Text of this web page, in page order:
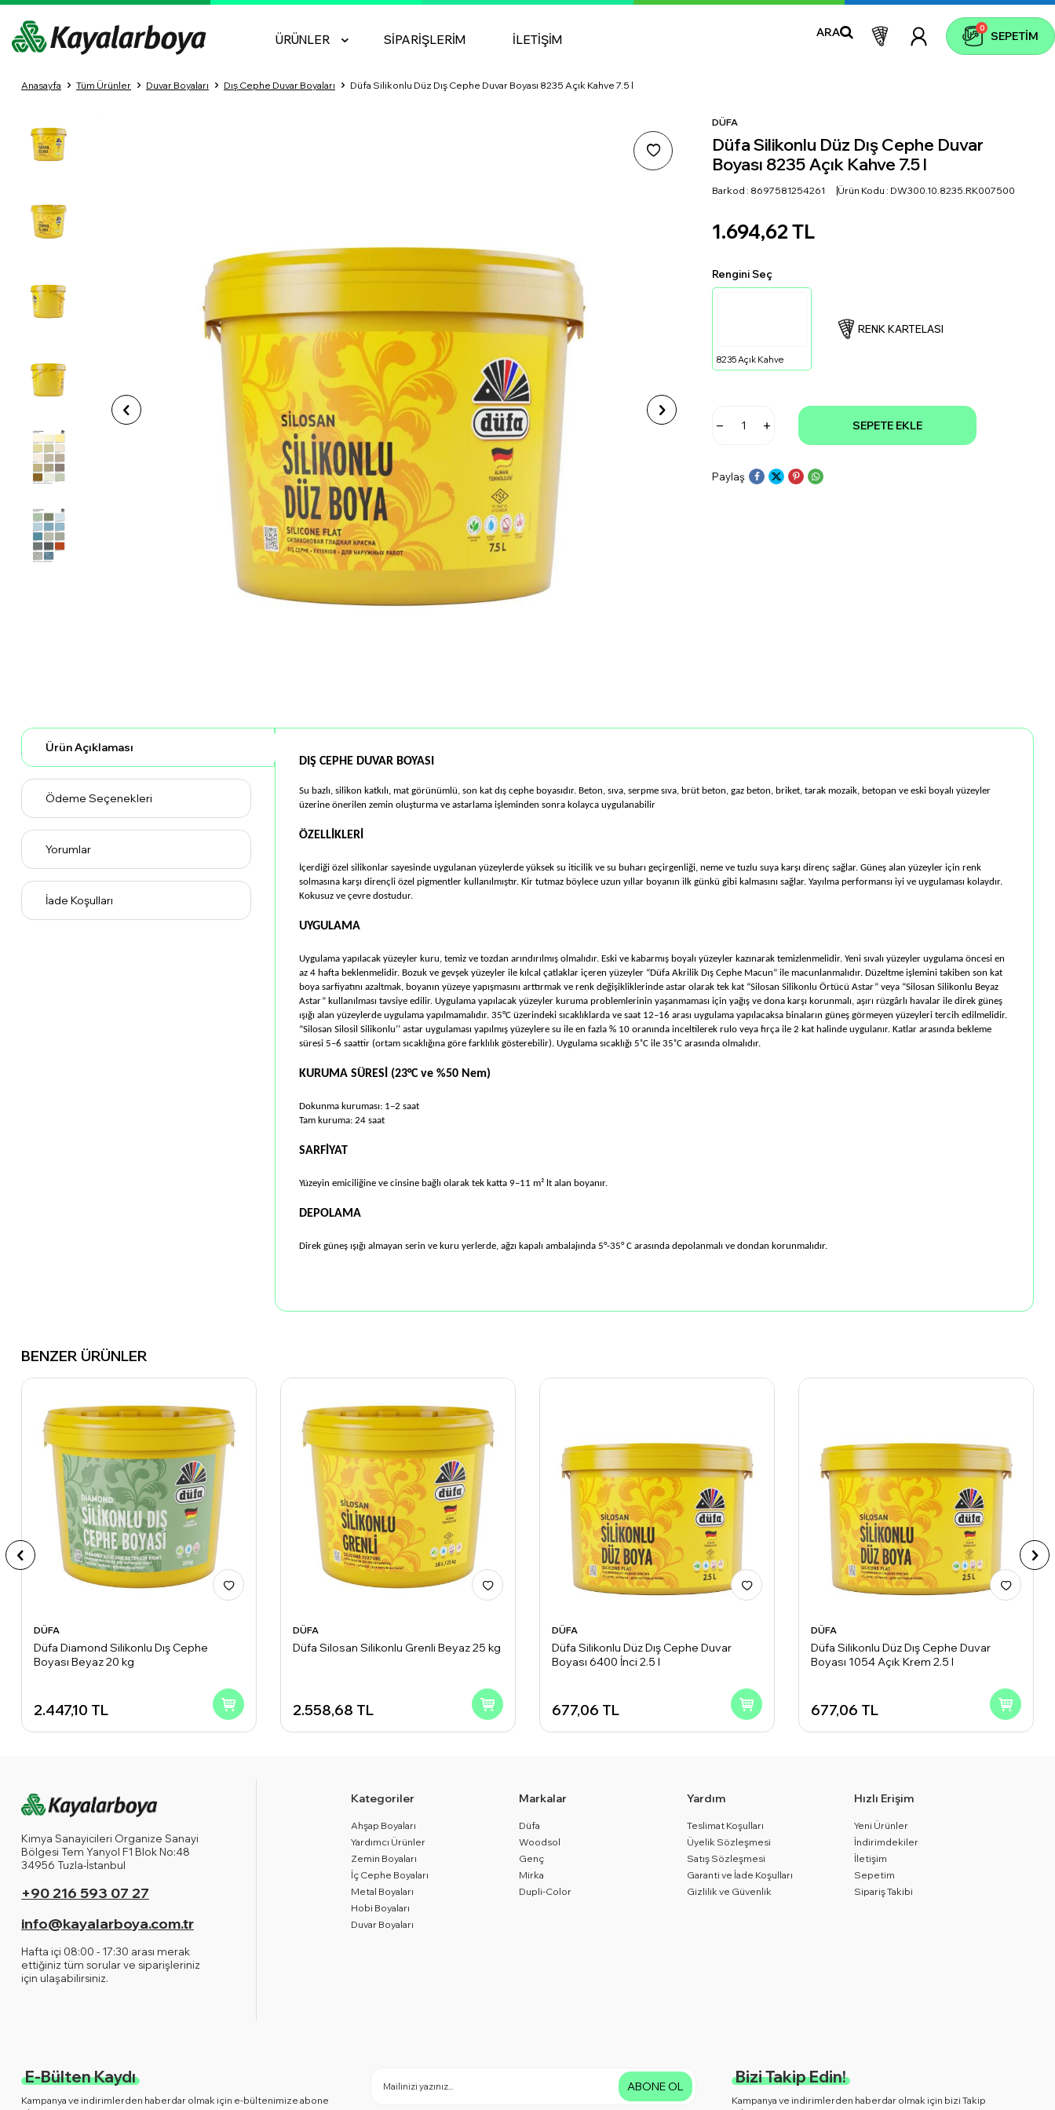
ÜRÜNLER SIPARIŞLERIM İLETIŞIM
ARA SEPETIM
0
Anasayfa Tüm Ürünler Duvar Boyaları Dış Cephe Duvar Boyaları Düfa Silikonlu Düz Dış Cephe Duvar Boyası 8235 Açık Kahve 7.5 l
DÜFA
Düfa Silikonlu Düz Dış Cephe Duvar
Boyası 8235 Açık Kahve 7.5 l
Barkod : 8697581254261 Ürün Kodu : DW300.10.8235.RK007500
1.694,62 TL
Rengini Seç
8235 Açık Kahve
RENK KARTELASI
SEPETE EKLE
Paylaş
Ürün Açıklaması
Ödeme Seçenekleri
Yorumlar
İade Koşulları
DIŞ CEPHE DUVAR BOYASI
Su bazlı, silikon katkılı, mat görünümlü, son kat dış cephe boyasıdır. Beton, sıva, serpme sıva, brüt beton, gaz beton, briket, tarak mozaik, betopan ve eski boyalı yüzeyler
üzerine önerilen zemin oluşturma ve astarlama işleminden sonra kolayca uygulanabilir
ÖZELLİKLERİ
İçerdiği özel silikonlar sayesinde uygulanan yüzeylerde yüksek su iticilik ve su buharı geçirgenliği, neme ve tuzlu suya karşı direnç sağlar. Güneş alan yüzeyler için renk
solmasına karşı dirençli özel pigmentler kullanılmıştır. Kir tutmaz böylece uzun yıllar boyanın ilk günkü gibi kalmasını sağlar. Yayılma performansı iyi ve uygulaması kolaydır.
Kokusuz ve çevre dostudur.
UYGULAMA
Uygulama yapılacak yüzeyler kuru, temiz ve tozdan arındırılmış olmalıdır. Eski ve kabarmış boyalı yüzeyler kazınarak temizlenmelidir. Yeni sıvalı yüzeyler uygulama öncesi en
az 4 hafta beklenmelidir. Bozuk ve gevşek yüzeyler ile kılcal çatlaklar içeren yüzeyler “Düfa Akrilik Dış Cephe Macun” ile macunlanmalıdır. Düzeltme işlemini takiben son kat
boya sarfiyatını azaltmak, boyanın yüzeye yapışmasını arttırmak ve renk değişikliklerinde astar olarak tek kat “Silosan Silikonlu Örtücü Astar” veya “Silosan Silikonlu Beyaz
Astar” kullanılması tavsiye edilir. Uygulama yapılacak yüzeyler kuruma problemlerinin yaşanmaması için yağış ve dona karşı korunmalı, aşırı rüzgârlı havalar ile direk güneş
ışığı alan yüzeylerde uygulama yapılmamalıdır. 35°C üzerindeki sıcaklıklarda ve saat 12–16 arası uygulama yapılacaksa binaların güneş görmeyen yüzeyleri tercih edilmelidir.
“Silosan Silosil Silikonlu’’ astar uygulaması yapılmış yüzeylere su ile en fazla % 10 oranında inceltilerek rulo veya fırça ile 2 kat halinde uygulanır. Katlar arasında bekleme
süresi 5–6 saattir (ortam sıcaklığına göre farklılık gösterebilir). Uygulama sıcaklığı 5˚C ile 35˚C arasında olmalıdır.
KURUMA SÜRESİ (23°C ve %50 Nem)
Dokunma kuruması: 1–2 saat
Tam kuruma: 24 saat
SARFİYAT
Yüzeyin emiciliğine ve cinsine bağlı olarak tek katta 9–11 m² lt alan boyanır.
DEPOLAMA
Direk güneş ışığı almayan serin ve kuru yerlerde, ağzı kapalı ambalajında 5°-35° C arasında depolanmalı ve dondan korunmalıdır.
BENZER ÜRÜNLER
DÜFA
Düfa Diamond Silikonlu Dış Cephe
Boyası Beyaz 20 kg
2.447,10 TL
DÜFA
Düfa Silosan Silikonlu Grenli Beyaz 25 kg
2.558,68 TL
DÜFA
Düfa Silikonlu Düz Dış Cephe Duvar
Boyası 6400 İnci 2.5 l
677,06 TL
DÜFA
Düfa Silikonlu Düz Dış Cephe Duvar
Boyası 1054 Açık Krem 2.5 l
677,06 TL
Kimya Sanayicileri Organize Sanayi
Bölgesi Tem Yanyol F1 Blok No:48
34956 Tuzla-İstanbul
+90 216 593 07 27
info@kayalarboya.com.tr
Hafta içi 08:00 - 17:30 arası merak
ettiğiniz tüm sorular ve siparişleriniz
için ulaşabilirsiniz.
Kategoriler
Ahşap Boyaları
Yardımcı Ürünler
Zemin Boyaları
İç Cephe Boyaları
Metal Boyaları
Hobi Boyaları
Duvar Boyaları
Markalar
Düfa
Woodsol
Genç
Mirka
Dupli-Color
Yardım
Teslimat Koşulları
Üyelik Sözleşmesi
Satış Sözleşmesi
Garanti ve İade Koşulları
Gizlilik ve Güvenlik
Hızlı Erişim
Yeni Ürünler
İndirimdekiler
İletişim
Sepetim
Sipariş Takibi
E-Bülten Kaydı
Kampanya ve indirimlerden haberdar olmak için e-bültenimize abone
ABONE OL Bizi Takip Edin!
Kampanya ve indirimlerden haberdar olmak için bizi Takip